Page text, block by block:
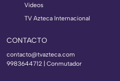
Videos
TV Azteca Internacional
CONTACTO
contacto@tvazteca.com
9983644712 | Conmutador